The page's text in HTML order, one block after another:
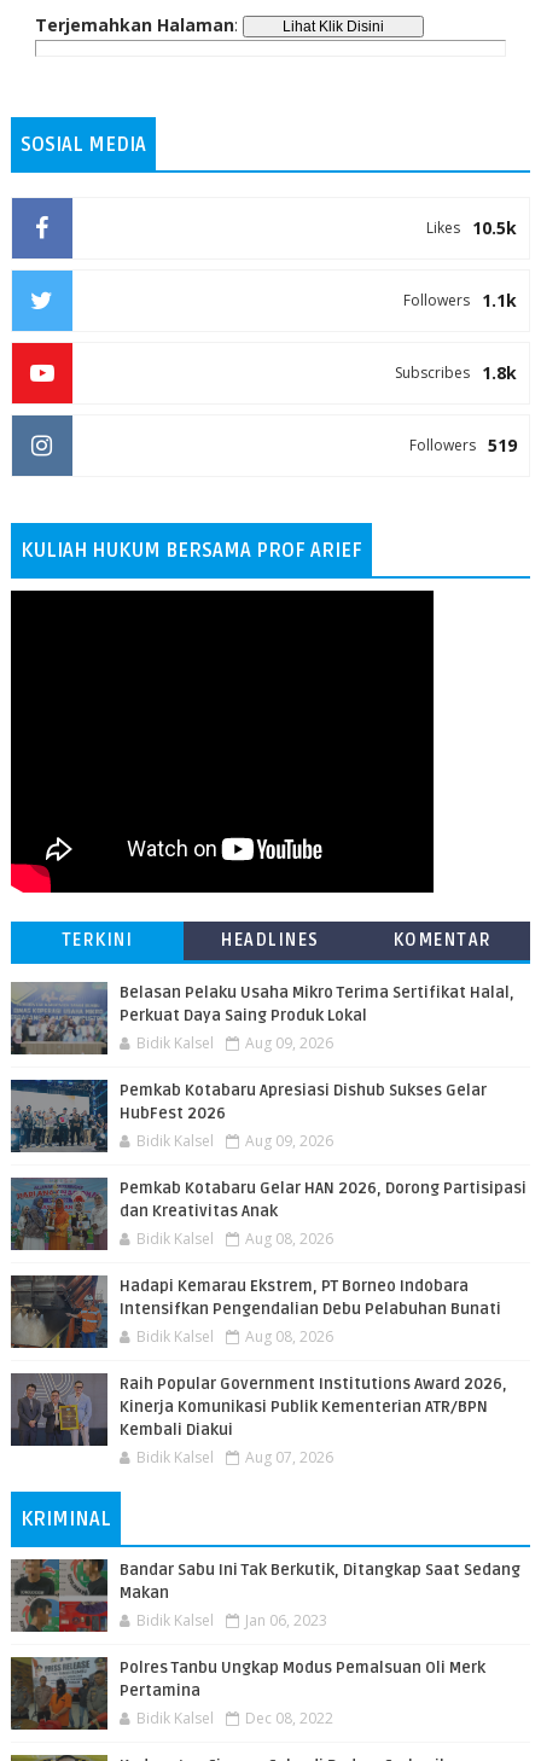
Terjemahkan Halaman:
SOSIAL MEDIA
10.5k
Likes
1.1k
Followers
1.8k
Subscribes
519
Followers
KULIAH HUKUM BERSAMA PROF ARIEF
TERKINI HEADLINES KOMENTAR
Belasan Pelaku Usaha Mikro Terima Sertifikat Halal,
Perkuat Daya Saing Produk Lokal
Bidik Kalsel Aug 09, 2026
Pemkab Kotabaru Apresiasi Dishub Sukses Gelar
HubFest 2026
Bidik Kalsel Aug 09, 2026
Pemkab Kotabaru Gelar HAN 2026, Dorong Partisipasi
dan Kreativitas Anak
Bidik Kalsel Aug 08, 2026
​Hadapi Kemarau Ekstrem, PT Borneo Indobara
Intensifkan Pengendalian Debu Pelabuhan Bunati
Bidik Kalsel Aug 08, 2026
Raih Popular Government Institutions Award 2026,
Kinerja Komunikasi Publik Kementerian ATR/BPN
Kembali Diakui
Bidik Kalsel Aug 07, 2026
KRIMINAL
Bandar Sabu Ini Tak Berkutik, Ditangkap Saat Sedang
Makan
Bidik Kalsel Jan 06, 2023
Polres Tanbu Ungkap Modus Pemalsuan Oli Merk
Pertamina
Bidik Kalsel Dec 08, 2022